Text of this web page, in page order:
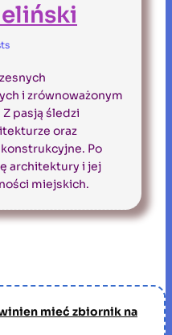
i zrównoważonym
pasją śledzi
oraz
Po
architektury i jej
miejskich.
mieć zbiornik na